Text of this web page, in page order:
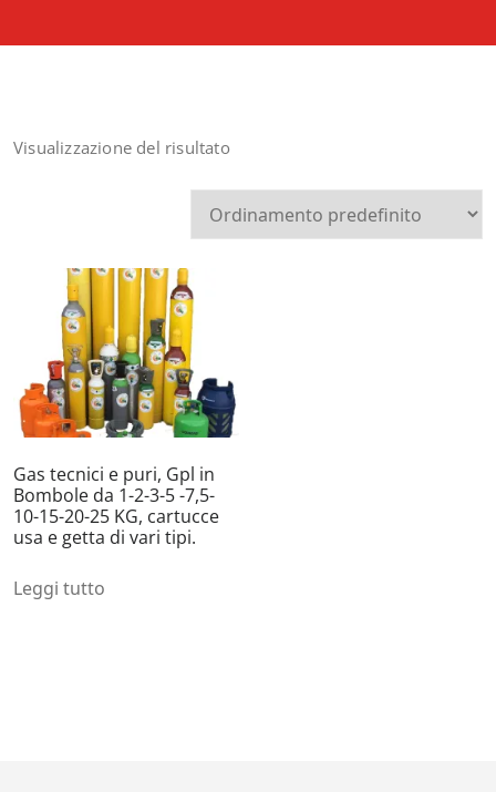
Visualizzazione del risultato
Gas tecnici e puri, Gpl in
Bombole da 1-2-3-5 -7,5-
10-15-20-25 KG, cartucce
usa e getta di vari tipi.
Leggi tutto